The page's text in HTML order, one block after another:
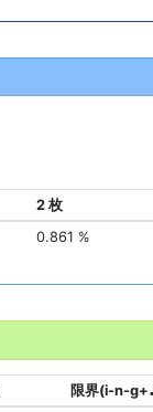
2 枚
0.861 %
限界(i-n-